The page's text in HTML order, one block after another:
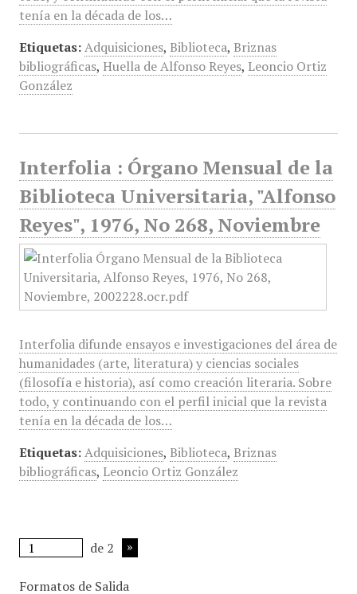
tenía en la década de los…
Etiquetas: Adquisiciones, Biblioteca, Briznas
bibliográficas, Huella de Alfonso Reyes, Leoncio Ortiz
González
Interfolia : Órgano Mensual de la
Biblioteca Universitaria, "Alfonso
Reyes", 1976, No 268, Noviembre
Interfolia difunde ensayos e investigaciones del área de
humanidades (arte, literatura) y ciencias sociales
(filosofía e historia), así como creación literaria. Sobre
todo, y continuando con el perfil inicial que la revista
tenía en la década de los…
Etiquetas: Adquisiciones, Biblioteca, Briznas
bibliográficas, Leoncio Ortiz González
de 2
Formatos de Salida